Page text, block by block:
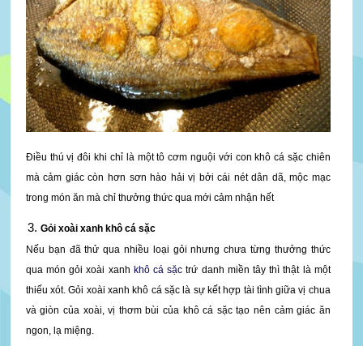
Điều thú vị đôi khi chỉ là một tô cơm nguội với con khô cá sặc chiên
mà cảm giác còn hơn sơn hào hải vị bởi cái nét dân dã, mộc mạc
trong món ăn mà chỉ thưởng thức qua mới cảm nhận hết
Gỏi xoài xanh khô cá sặc
Nếu bạn đã thử qua nhiều loại gỏi nhưng chưa từng thưởng thức
qua món gỏi xoài xanh khô cá sặc trứ danh miền tây thì thật là một
thiếu xót. Gỏi xoài xanh khô cá sặc là sự kết hợp tài tình giữa vị chua
và giòn của xoài, vị thơm bùi của khô cá sặc tạo nên cảm giác ăn
ngon, lạ miệng.